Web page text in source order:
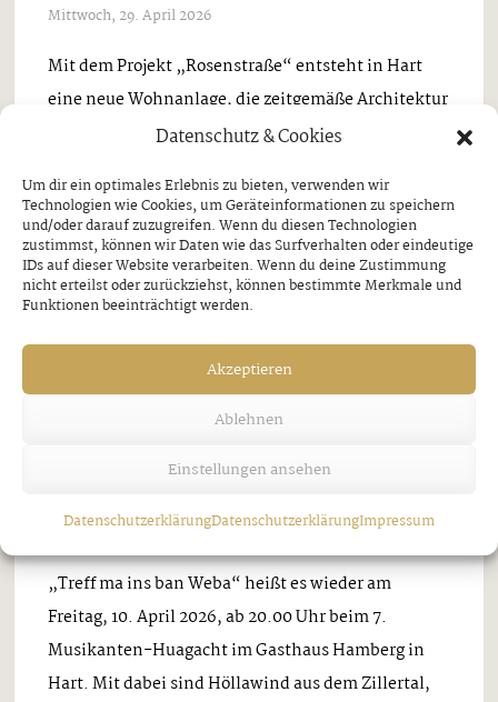
Datenschutz & Cookies
Um dir ein optimales Erlebnis zu bieten, verwenden wir
Technologien wie Cookies, um Geräteinformationen zu speichern
und/oder darauf zuzugreifen. Wenn du diesen Technologien
zustimmst, können wir Daten wie das Surfverhalten oder eindeutige
IDs auf dieser Website verarbeiten. Wenn du deine Zustimmung
nicht erteilst oder zurückziehst, können bestimmte Merkmale und
Funktionen beeinträchtigt werden.
Akzeptieren
Ablehnen
Einstellungen ansehen
DatenschutzerklärungDatenschutzerklärungImpressum
Mittwoch, 29. April 2026
Mit dem Projekt „Rosenstraße“ entsteht in Hart
eine neue Wohnanlage, die zeitgemäße Architektur
mit der besonderen Lagequalität der Region
konzipiert, richtet sich das Projekt an Menschen,
die Wert auf ein ...
„Treff ma ins ban Weba“
7. MUSIKANTEN-HUAGACHT AM 10.
„Treff ma ins ban Weba“ heißt es wieder am
Freitag, 10. April 2026, ab 20.00 Uhr beim 7.
Musikanten-Huagacht im Gasthaus Hamberg in
Hart. Mit dabei sind Höllawind aus dem Zillertal,